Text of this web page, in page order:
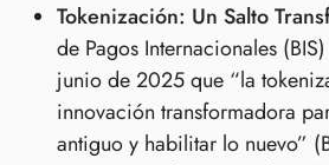
Tokenización: Un Salto
de Pagos Internacionales
junio de 2025 que “la
innovación transformadora
antiguo y habilitar lo nuevo”